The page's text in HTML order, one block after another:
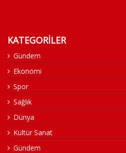
KATEGORİLER
Gündem
Ekonomi
Spor
Sağlık
Dünya
Kültür Sanat
Gündem